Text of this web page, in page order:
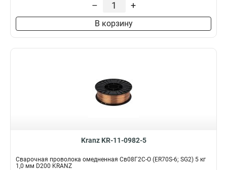
– +
В корзину
Kranz KR-11-0982-5
Сварочная проволока омедненная Св08Г2С-О (ER70S-6; SG2) 5 кг
1,0 мм D200 KRANZ